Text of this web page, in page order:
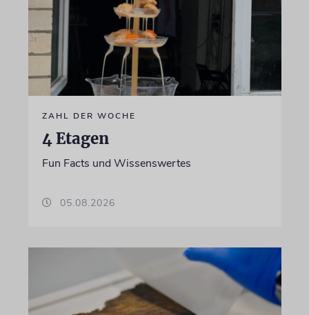
ZAHL DER WOCHE
4 Etagen
Fun Facts und Wissenswertes
05.08.2026